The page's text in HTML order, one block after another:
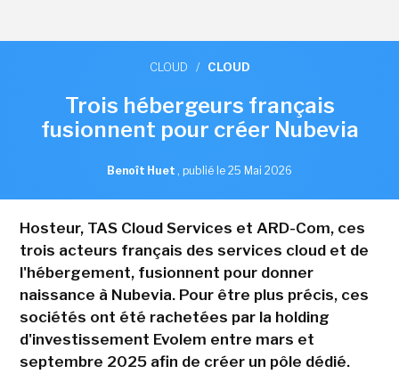
CLOUD / CLOUD
Trois hébergeurs français
fusionnent pour créer Nubevia
Benoît Huet , publié le 25 Mai 2026
Hosteur, TAS Cloud Services et ARD-Com, ces
trois acteurs français des services cloud et de
l'hébergement, fusionnent pour donner
naissance à Nubevia. Pour être plus précis, ces
sociétés ont été rachetées par la holding
d'investissement Evolem entre mars et
septembre 2025 afin de créer un pôle dédié.